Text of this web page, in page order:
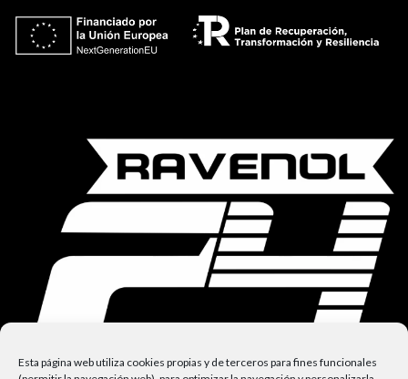
Esta página web utiliza cookies propias y de terceros para fines funcionales